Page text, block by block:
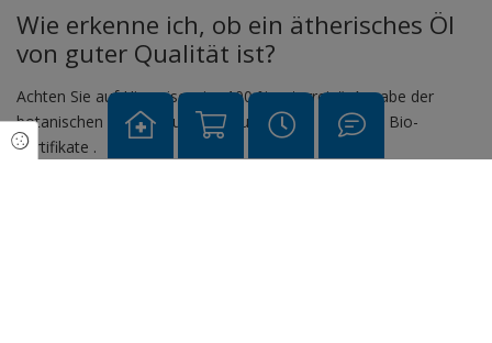
Wie erkenne ich, ob ein ätherisches Öl
von guter Qualität ist?
Achten Sie auf Hinweise wie „100 % naturrein“, Angabe der
botanischen Bezeichnung, Herkunft sowie mögliche Bio-
Zertifikate .
Cookie Einstellungen